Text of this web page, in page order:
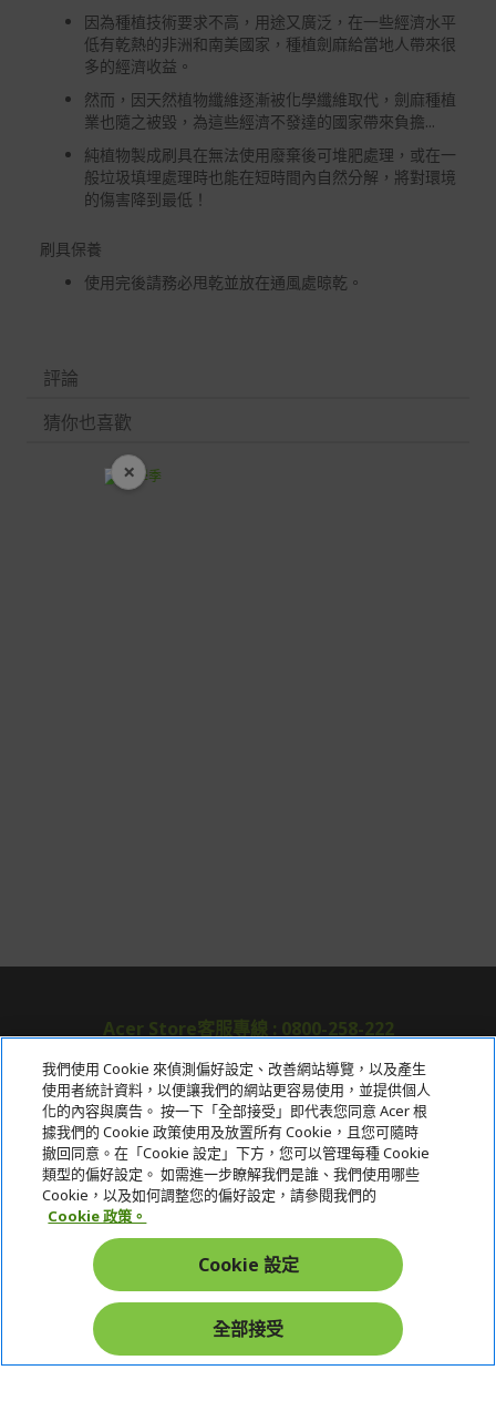
因為種植技術要求不高，用途又廣泛，在一些經濟水平
低有乾熱的非洲和南美國家，種植劍麻給當地人帶來很
多的經濟收益。
然而，因天然植物纖維逐漸被化學纖維取代，劍麻種植
業也隨之被毀，為這些經濟不發達的國家帶來負擔...
純植物製成刷具在無法使用廢棄後可堆肥處理，或在一
般垃圾填埋處理時也能在短時間內自然分解，將對環境
的傷害降到最低！
刷具保養
使用完後請務必甩乾並放在通風處晾乾。
評論
猜你也喜歡
Acer Store客服專線 : 0800-258-222
關於宏碁
服務
宏碁網路商城
在社群上追蹤 Acer
× 開學裝備全面降價
我們使用 Cookie 來偵測偏好設定、改善網站導覽，以及產生
使用者統計資料，以便讓我們的網站更容易使用，並提供個人
化的內容與廣告。 按一下「全部接受」即代表您同意 Acer 根
據我們的 Cookie 政策使用及放置所有 Cookie，且您可隨時
撤回同意。在「Cookie 設定」下方，您可以管理每種 Cookie
類型的偏好設定。 如需進一步瞭解我們是誰、我們使用哪些
Cookie，以及如何調整您的偏好設定，請參閱我們的
Cookie 政策。
Cookie 設定
全部接受